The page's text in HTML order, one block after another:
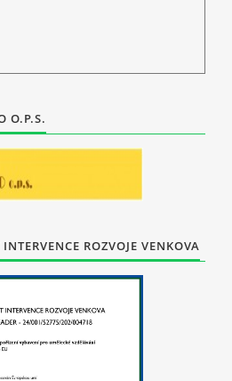
O.P.S.
INTERVENCE ROZVOJE VENKOVA